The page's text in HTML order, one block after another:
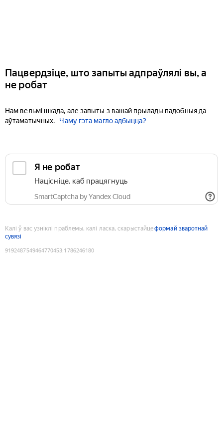
Пацвердзіце, што запыты адпраўлялі вы, а
не робат
Нам вельмі шкада, але запыты з вашай прылады падобныя да
аўтаматычных.
Чаму гэта магло адбыцца?
Я не робат
Націсніце, каб працягнуць
SmartCaptcha by Yandex Cloud
Калі ў вас узніклі праблемы, калі ласка, скарыстайцеформай зваротнай
сувязі
9192487549464770453:1786246180